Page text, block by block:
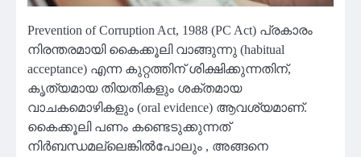
Prevention of Corruption Act, 1988 (PC Act) പ്രകാരം
നിരന്തരമായി കൈക്കൂലി വാങ്ങുന്നു (habitual
acceptance) എന്ന കുറ്റത്തിന് ശിക്ഷിക്കുന്നതിന്,
കൃത്യമായ തിയതികളും ശക്തമായ
വാചകമൊഴികളും (oral evidence) ആവശ്യമാണ്.
കൈക്കൂലി പണം കണ്ടെടുക്കുന്നത്
നിർബന്ധമല്ലെങ്കിൽപോലും , അങ്ങനെ